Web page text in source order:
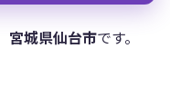
宮城県仙台市です。